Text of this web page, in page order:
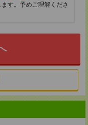
す。予めご理解くださ